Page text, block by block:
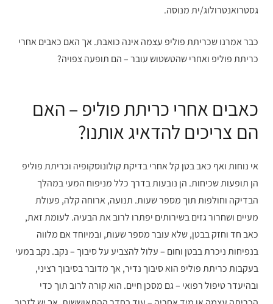
גסטרואנטרולוג/ית מנוסה.
כבר אמרנו שכריתת פוליפ עצמה אינה כואבת. אך האם כאבים אחרי
כריתת פוליפ ואחרי שהטשטוש עובר – הם תופעה צפויה?
כאבים אחרי כריתת פוליפ – האם
הם צריכים להדאיג אותנו?
אי נוחות ואף כאב בטן קל אחרי בדיקת קולונוסקופיה וכריתת פוליפ
הן תופעות שכיחות. הן נובעות בדרך כלל מניפוח המעי במהלך
הבדיקה וחולפות תוך מספר שעות. תנועה, ארוחה קלה, פעולת
מעיים ושחרור גזים בשירותים יפתרו לרוב את הבעיה. לעומת זאת,
כאב חד וחזק בבטן, שלא עובר מספר שעות, ובמיוחד אם מלווה
בנפיחות ניכרת בבטן וחום – עלול להצביע על סיבוך – נקב. נקב במעי
בעקבות כריתת פוליפ הוא סיבוך נדיר, אך מדובר בסיבוך רציני,
ובהיעדר טיפול רפואי – גם מסכן חיים. הוא קורה לרוב תוך כדי